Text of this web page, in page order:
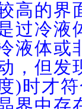
高的界
过冷液
液体或
，但发
)时才